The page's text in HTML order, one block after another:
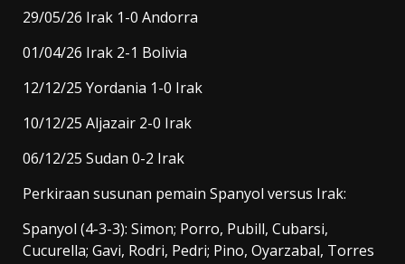
29/05/26 Irak 1-0 Andorra
01/04/26 Irak 2-1 Bolivia
12/12/25 Yordania 1-0 Irak
10/12/25 Aljazair 2-0 Irak
06/12/25 Sudan 0-2 Irak
Perkiraan susunan pemain Spanyol versus Irak:
Spanyol (4-3-3): Simon; Porro, Pubill, Cubarsi,
Cucurella; Gavi, Rodri, Pedri; Pino, Oyarzabal, Torres